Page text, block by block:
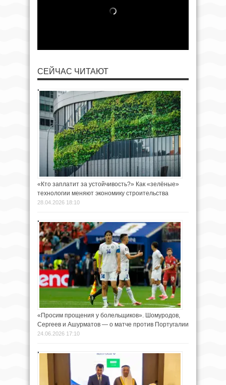
СЕЙЧАС ЧИТАЮТ
«Кто заплатит за устойчивость?» Как «зелёные»
технологии меняют экономику строительства
28.04.2026 18:10
«Просим прощения у болельщиков». Шомуродов,
Сергеев и Ашурматов — о матче против Португалии
24.06.2026 17:10